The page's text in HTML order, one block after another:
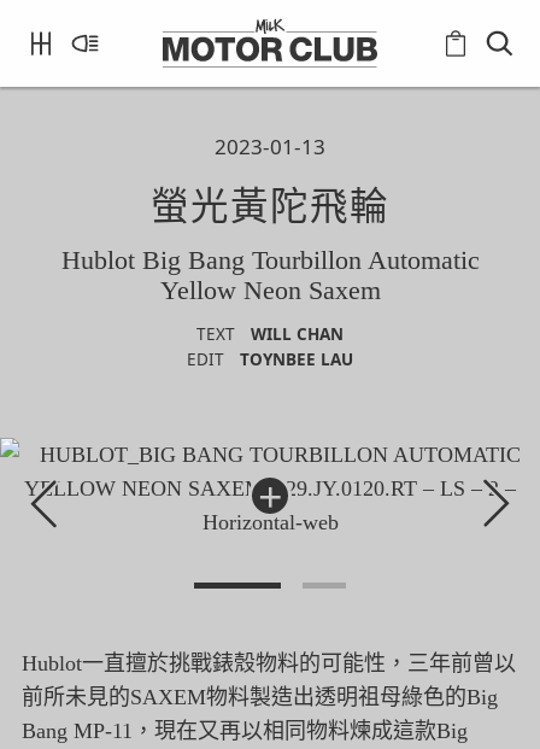
2023-01-13
螢光黃陀飛輪
Hublot Big Bang Tourbillon Automatic
Yellow Neon Saxem
TEXT
WILL CHAN
EDIT
TOYNBEE LAU
+
Hublot一直擅於挑戰錶殼物料的可能性， 三年前曾以
前所未見的SAXEM物料製造出透明祖母綠色的Big
Bang MP-11，現在又再以相同物料煉成這款Big